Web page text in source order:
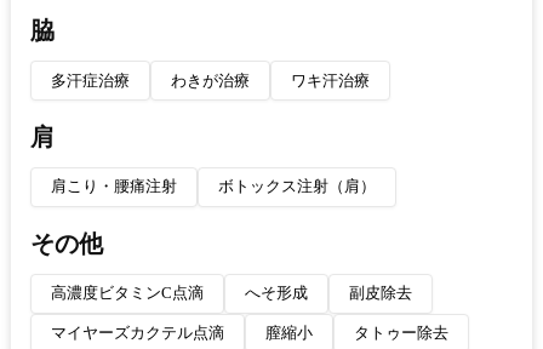
脇
多汗症治療 わきが治療 ワキ汗治療
肩
肩こり・腰痛注射 ボトックス注射（肩）
その他
高濃度ビタミンC点滴 へそ形成 副皮除去
マイヤーズカクテル点滴 膣縮小 タトゥー除去